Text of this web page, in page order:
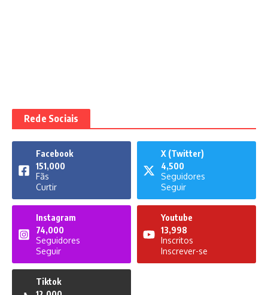
Rede Sociais
Facebook
151,000
Fãs
Curtir
X (Twitter)
4,500
Seguidores
Seguir
Instagram
74,000
Seguidores
Seguir
Youtube
13,998
Inscritos
Inscrever-se
Tiktok